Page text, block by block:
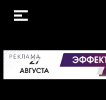
РЕКЛАМА